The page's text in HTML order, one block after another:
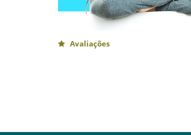
Avaliações